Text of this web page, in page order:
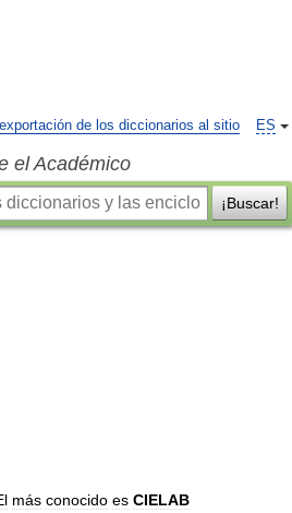
ES
de los diccionarios al sitio
el Académico
¡Buscar!
más conocido es CIELAB